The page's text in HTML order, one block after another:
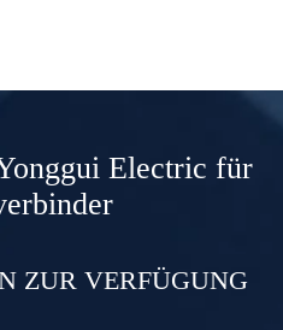
Electric für
ZUR VERFÜGUNG